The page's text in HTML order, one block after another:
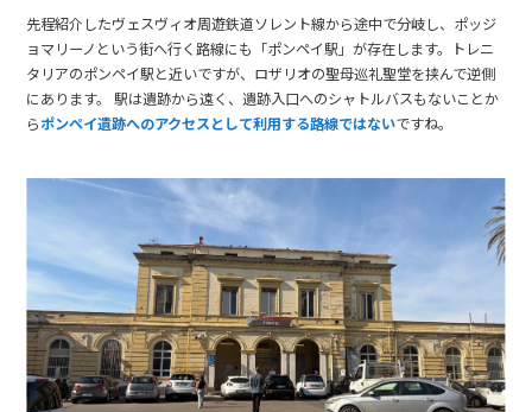
先程紹介したヴェスヴィオ周遊鉄道ソレント線から途中で分岐し、ポッジ
ョマリーノという街へ行く路線にも「ポンペイ駅」が存在します。トレニ
タリアのポンペイ駅と近いですが、ロザリオの聖母巡礼聖堂を挟んで逆側
にあります。 駅は遺跡から遠く、遺跡入口へのシャトルバスもないことか
らポンペイ遺跡へのアクセスとして利用する路線ではないですね。